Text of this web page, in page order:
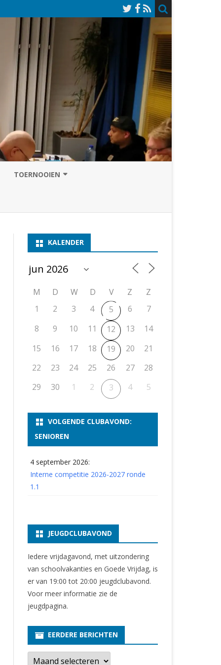
VAN SCHAAKCLUB
ASSEN 2
ASSEN 3
ASSEN I
ASSEN II
NOSBO-BEKER OPEN
T/M 1900
T/M 1700
KNSB-COMPETITIE
NOSBO-COMPETITIE
KNSB-JEUGDCOMPETITIE
TOERNOOIEN
UITSLAGEN 2023
KALENDER
M D W D V Z
Z
1
2 3 4 5 6
7
8
9 10 11 12 13
14
15
16 17 18 19 20
21
22
23 24 25 26 27
28
29
30 1 2 3 4 5
VOLGENDE CLUBAVOND:
SENIOREN
4 september 2026:
Interne competitie 2026-2027 ronde
1.1
JEUGDCLUBAVOND
Iedere vrijdagavond, met uitzondering
van schoolvakanties en Goede Vrijdag, is
er van 19:00 tot 20:00 jeugdclubavond.
Voor meer informatie zie de
jeugdpagina.
EERDERE BERICHTEN
E